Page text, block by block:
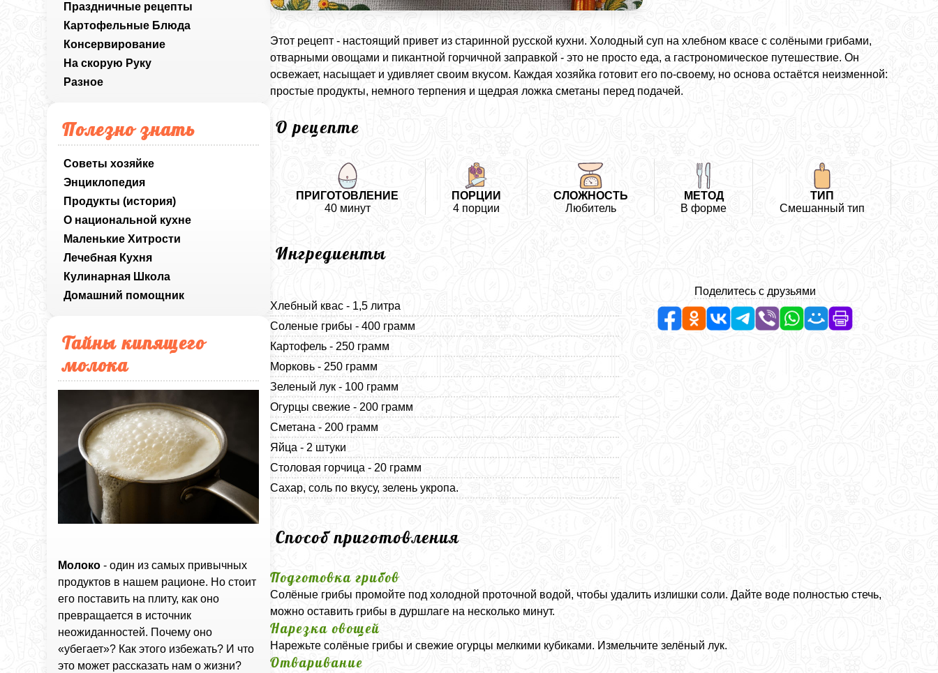
Праздничные рецепты
Картофельные Блюда
Консервирование
На скорую Руку
Разное
Полезно знать
Советы хозяйке
Энциклопедия
Продукты (история)
О национальной кухне
Маленькие Хитрости
Лечебная Кухня
Кулинарная Школа
Домашний помощник
Тайны кипящего
молока
Молоко - один из самых привычных
продуктов в нашем рационе. Но стоит
его поставить на плиту, как оно
превращается в источник
неожиданностей. Почему оно
«убегает»? Как этого избежать? И что
это может рассказать нам о жизни?
Этот рецепт - настоящий привет из старинной русской кухни. Холодный суп на хлебном квасе с солёными грибами,
отварными овощами и пикантной горчичной заправкой - это не просто еда, а гастрономическое путешествие. Он
освежает, насыщает и удивляет своим вкусом. Каждая хозяйка готовит его по-своему, но основа остаётся неизменной:
простые продукты, немного терпения и щедрая ложка сметаны перед подачей.
О рецепте
ПРИГОТОВЛЕНИЕ
40 минут
ПОРЦИИ
4 порции
СЛОЖНОСТЬ
Любитель
МЕТОД
В форме
ТИП
Смешанный тип
Ингредиенты
Хлебный квас - 1,5 литра
Соленые грибы - 400 грамм
Картофель - 250 грамм
Морковь - 250 грамм
Зеленый лук - 100 грамм
Огурцы свежие - 200 грамм
Сметана - 200 грамм
Яйца - 2 штуки
Столовая горчица - 20 грамм
Сахар, соль по вкусу, зелень укропа.
Поделитесь с друзьями
Способ приготовления
Подготовка грибов
Солёные грибы промойте под холодной проточной водой, чтобы удалить излишки соли. Дайте воде полностью стечь,
можно оставить грибы в дуршлаге на несколько минут.
Нарезка овощей
Нарежьте солёные грибы и свежие огурцы мелкими кубиками. Измельчите зелёный лук.
Отваривание